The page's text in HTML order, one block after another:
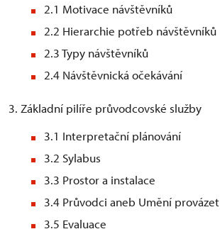
2.1 Motivace návštěvníků
2.2 Hierarchie potřeb návštěvníků
2.3 Typy návštěvníků
2.4 Návštěvnická očekávání
3. Základní pilíře průvodcovské služby
3.1 Interpretační plánování
3.2 Sylabus
3.3 Prostor a instalace
3.4 Průvodci aneb Umění provázet
3.5 Evaluace